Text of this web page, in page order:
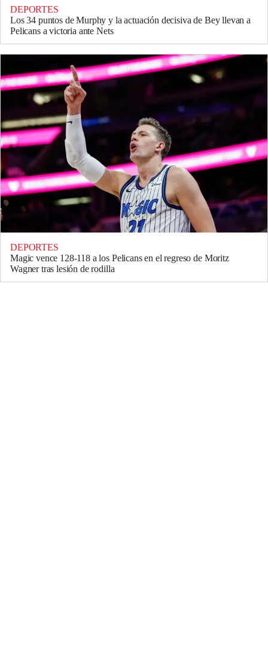
DEPORTES
Los 34 puntos de Murphy y la actuación decisiva de Bey llevan a
Pelicans a victoria ante Nets
DEPORTES
Magic vence 128-118 a los Pelicans en el regreso de Moritz
Wagner tras lesión de rodilla